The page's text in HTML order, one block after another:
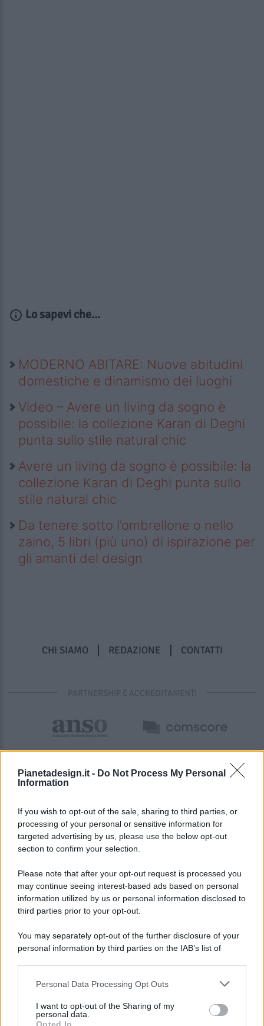
Pianetadesign.it - Do Not Process My Personal
Information
If you wish to opt-out of the sale, sharing to third parties, or
processing of your personal or sensitive information for
targeted advertising by us, please use the below opt-out
section to confirm your selection.
Please note that after your opt-out request is processed you
may continue seeing interest-based ads based on personal
information utilized by us or personal information disclosed to
third parties prior to your opt-out.
You may separately opt-out of the further disclosure of your
personal information by third parties on the IAB’s list of
This information may also be disclosed by us to third parties
disclose it to other third parties.
Personal Data Processing Opt Outs
I want to opt-out of the Sharing of my
personal data.
Lo sapevi che...
MODERNO ABITARE: Nuove abitudini
domestiche e dinamismo dei luoghi
Video – Avere un living da sogno è
possibile: la collezione Karan di Deghi
punta sullo stile natural chic
Avere un living da sogno è possibile: la
collezione Karan di Deghi punta sullo
stile natural chic
Da tenere sotto l’ombrellone o nello
zaino, 5 libri (più uno) di ispirazione per
gli amanti del design
CHI SIAMO REDAZIONE CONTATTI
PARTNERSHIP E ACCREDITAMENTI
© 2026 - Pianeta Design - P.IVA 04827280654 - Testata
Registrata Al Tribunale Di Nocera Inferiore N. 8/2020 - RG N.
ISCRIZIONE AL ROC N. 35792 – ISCRITTA ALL’ANSO
(ASSOCIAZIONE NAZIONALE STAMPA ONLINE)
PREFERENZE PRIVACY